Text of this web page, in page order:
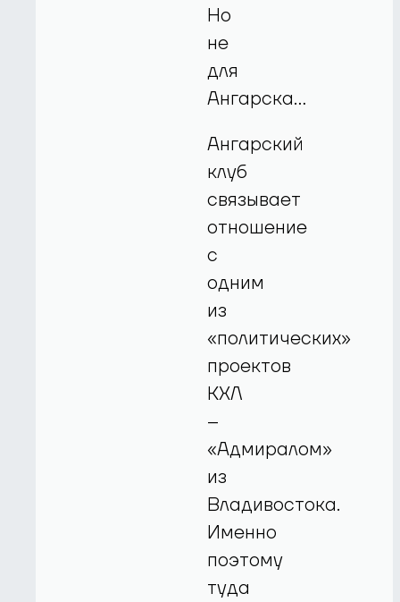
Но
не
для
Ангарска…
Ангарский
клуб
связывает
отношение
с
одним
из
«политических»
проектов
КХЛ
–
«Адмиралом»
из
Владивостока.
Именно
поэтому
туда